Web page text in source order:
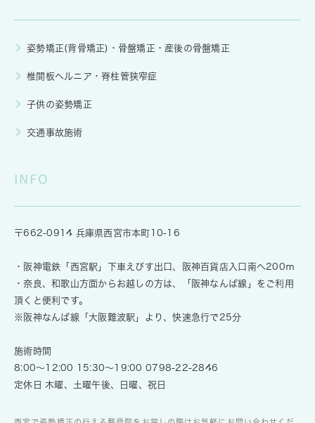
姿勢矯正(背骨矯正)・骨盤矯正・産後の骨盤矯正
椎間板ヘルニア・脊柱管狭窄症
子供の姿勢矯正
交通事故施術
INFO
〒662-0914 兵庫県西宮市本町10-16
・阪神電鉄「西宮駅」下車えびす出口、阪神百貨店入口南へ200ｍ
・奈良、和歌山方面からお越しの方は、「阪神なんば線」をご利用
頂くと便利です。
※阪神なんば線「大阪難波駅」より、快速急行で25分
施術時間
8:00～12:00 15:30～19:00 0798-22-2846
定休日 木曜、土曜午後、日曜、祝日